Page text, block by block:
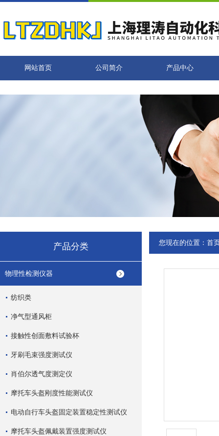
网站首页 公司简介 产品中心
产品分类
物理性检测仪器
纺织类
净气型通风柜
接触性创面敷料试验杯
牙刷毛束强度测试仪
肖伯尔透气度测定仪
摩托车头盔刚度性能测试仪
电动自行车头盔固定装置稳定性测试仪
摩托车头盔佩戴装置强度测试仪
您现在的位置： 首